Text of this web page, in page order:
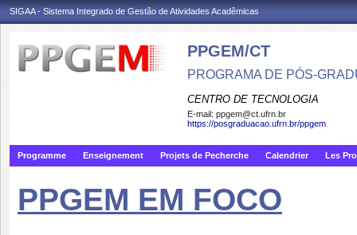
SIGAA - Sistema Integrado de Gestão de Atividades Acadêmicas
PPGEM/CT
PROGRAMA DE PÓS-
CENTRO DE TECNOLOGIA
E-mail: ppgem@ct.ufrn.br
https://posgraduacao.ufrn.br/ppgem
Programme Enseignement Projets de Pecherche Calendrier Les
PPGEM EM FOCO